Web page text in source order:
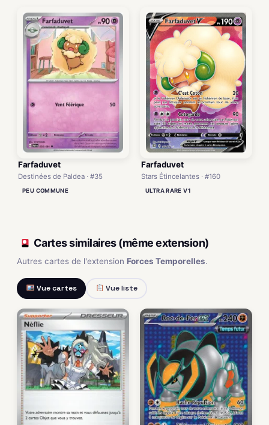
Farfaduvet
Destinées de Paldea · #35
PEU COMMUNE
Farfaduvet
Stars Étincelantes · #160
ULTRA RARE V1
Cartes similaires (même extension)
Autres cartes de l'extension Forces Temporelles.
Vue cartes Vue liste